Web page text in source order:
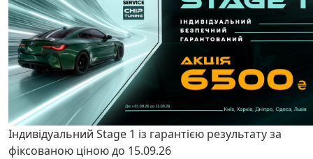
Індивідуальний Stage 1 із гарантією результату за
фіксованою ціною до 15.09.26